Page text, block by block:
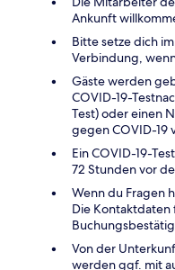
Ankunft
Bitte setze dich
Verbindung,
Gäste werden
COVID-19-
Test) oder einen
gegen COVID-19
Ein COVID-19-
72 Stunden vor
Wenn du Fragen
Die
Von der
werden ggf. mit